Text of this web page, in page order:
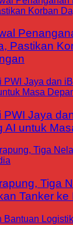
Pastikan
PWI Jaya
AI untuk
Tiga
Tanker ke